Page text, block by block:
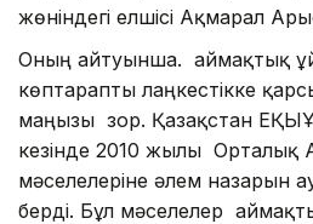
жөніндегі елшісі Ақмарал
Оның айтуынша. аймақтық
көптарапты лаңкестікке
маңызы зор. Қазақстан
кезінде 2010 жылы Орталық
мәселелеріне әлем назарын
берді. Бұл мәселелер